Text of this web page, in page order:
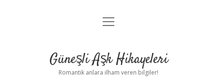
Anasayfa
Yasal Uyarı
menüyü
Güneşli Aşk Hikayeleri
Romantik anlara ilham veren bilgiler!